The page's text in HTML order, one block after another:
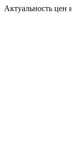
Актуальность цен